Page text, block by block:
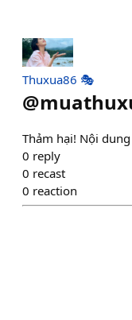
Thuxua86 🎭
@
Thảm hại! Nội
0 reply
0 recast
0 reaction